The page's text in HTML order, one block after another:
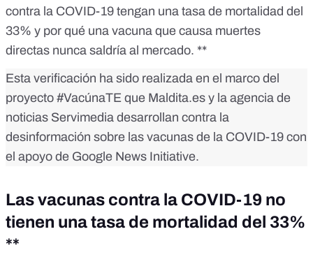
contra la COVID-19 tengan una tasa de mortalidad del
33% y por qué una vacuna que causa muertes
directas nunca saldría al mercado. **
Esta verificación ha sido realizada en el marco del
proyecto #VacúnaTE que Maldita.es y la agencia de
noticias Servimedia desarrollan contra la
desinformación sobre las vacunas de la COVID-19 con
el apoyo de Google News Initiative.
Las vacunas contra la COVID-19 no
tienen una tasa de mortalidad del 33%
**